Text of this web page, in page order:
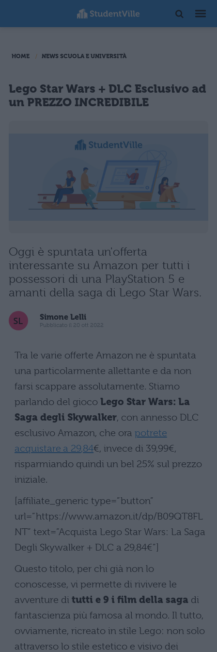
HOME NEWS SCUOLA E UNIVERSITÀ
Lego Star Wars + DLC Esclusivo ad
un PREZZO INCREDIBILE
Oggi è spuntata un'offerta
interessante su Amazon per tutti i
possessori di una PlayStation 5 e
amanti della saga di Lego Star Wars.
Simone Lelli
Pubblicato il 20 ott 2022
Tra le varie offerte Amazon ne è spuntata
una particolarmente allettante e da non
farsi scappare assolutamente. Stiamo
parlando del gioco Lego Star Wars: La
Saga degli Skywalker, con annesso DLC
esclusivo Amazon, che ora potrete
acquistare a 29,84€, invece di 39,99€,
risparmiando quindi un bel 25% sul prezzo
iniziale.
[affiliate_generic type=”button”
url=”https://www.amazon.it/dp/B09QT8FL
NT” text=”Acquista Lego Star Wars: La Saga
Degli Skywalker + DLC a 29,84€”]
Questo titolo, per chi già non lo
conoscesse, vi permette di rivivere le
avventure di tutti e 9 i film della saga di
fantascienza più famosa al mondo. Il tutto,
ovviamente, ricreato in stile Lego: non solo
attraverso lo stile estetico e visivo dei